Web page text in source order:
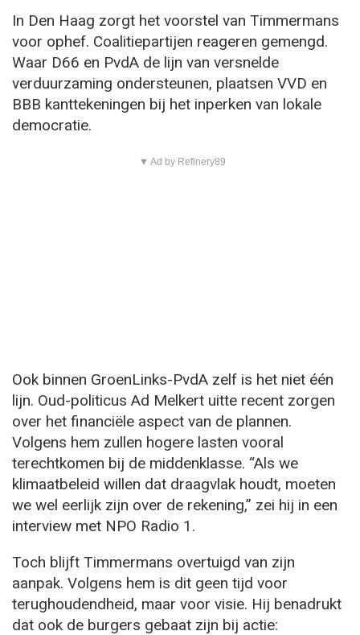
In Den Haag zorgt het voorstel van Timmermans
voor ophef. Coalitiepartijen reageren gemengd.
Waar D66 en PvdA de lijn van versnelde
verduurzaming ondersteunen, plaatsen VVD en
BBB kanttekeningen bij het inperken van lokale
democratie.
▼ Ad by Refinery89
Ook binnen GroenLinks-PvdA zelf is het niet één
lijn. Oud-politicus Ad Melkert uitte recent zorgen
over het financiële aspect van de plannen.
Volgens hem zullen hogere lasten vooral
terechtkomen bij de middenklasse. “Als we
klimaatbeleid willen dat draagvlak houdt, moeten
we wel eerlijk zijn over de rekening,” zei hij in een
interview met NPO Radio 1.
Toch blijft Timmermans overtuigd van zijn
aanpak. Volgens hem is dit geen tijd voor
terughoudendheid, maar voor visie. Hij benadrukt
dat ook de burgers gebaat zijn bij actie: